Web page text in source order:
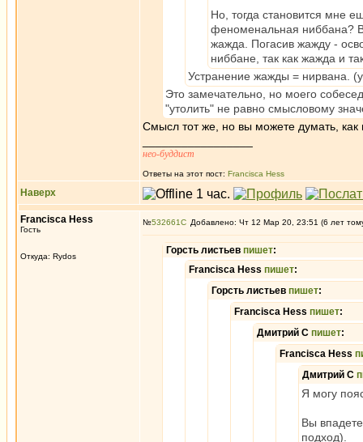
Но, тогда становится мне
феноменальная ниббана?
жажда. Погасив жажду -
ниббане, так как жажда и
Устранение жажды = нирвана.
Это замечательно, но моего
"утолить" не равно смысловому
Смысл тот же, но вы можете думать, как
нео-буддист
Ответы на этот пост: Francisca Hess
Наверх
Francisca Hess
Гость
Откуда: Rуdos
№532661 Добавлено: Чт 12 Мар 20, 23:51 (6 лет
Горсть листьев пишет:
Francisca Hess пишет:
Горсть листьев пишет:
Francisca Hess пишет:
Дмитрий С пишет:
Francisca Hess
Дмитрий С
Я могу
Вы
подход).